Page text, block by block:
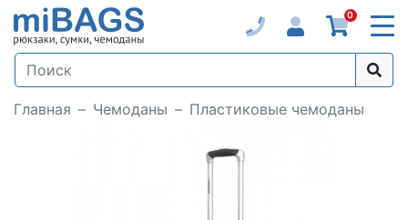
0
Главная Чемоданы Пластиковые чемоданы